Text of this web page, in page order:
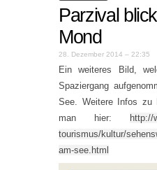
Parzival
Mond
28. Dezember 2014 – 22:35
Ein weiteres Bild,
Spaziergang
See. Weitere Infos zu
man hier:
http://
tourismus/kultur/
am-see.html